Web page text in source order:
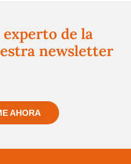
de la
newsletter
AHORA